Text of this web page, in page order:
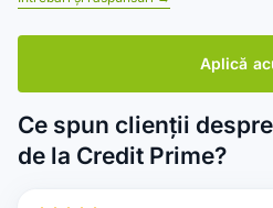
Aplică
Ce spun clienții
de la Credit Prime?